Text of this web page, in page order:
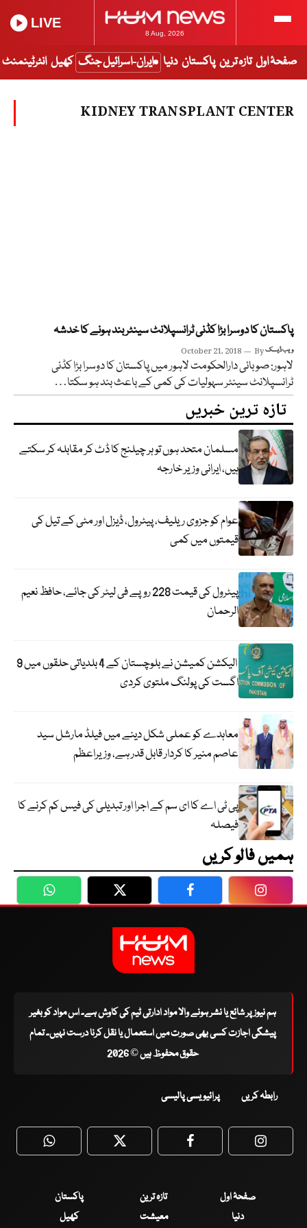
8 Aug, 2026
LIVE
صفحۂ اول تازہ ترین پاکستان دنیا ایران-اسرائیل جنگ کھیل انٹرٹینمنٹ
KIDNEY TRANSPLANT CENTER
پاکستان کا دوسرا بڑا کڈنی ٹرانسپلانٹ سینٹر بند ہونے کا خدشہ
October 21, 2018 Byویب ڈیسک
لاہور: صوبائی دارالحکومت لاہور میں پاکستان کا دوسرا بڑا کڈنی
ٹرانسپلانٹ سینٹر سہولیات کی کمی کے باعث بند ہو سکتا…
تازہ ترین خبریں
مسلمان متحد ہوں تو ہر چیلنج کا ڈٹ کر مقابلہ کر سکتے
ہیں، ایرانی وزیر خارجہ
عوام کو جزوی ریلیف، پیٹرول، ڈیزل اور مٹی کے تیل کی
قیمتوں میں کمی
پیٹرول کی قیمت 228 روپے فی لیٹر کی جائے، حافظ نعیم
الرحمان
الیکشن کمیشن نے بلوچستان کے 4 بلدیاتی حلقوں میں 9
اگست کی پولنگ ملتوی کردی
معاہدے کو عملی شکل دینے میں فیلڈ مارشل سید
عاصم منیر کا کردار قابل قدر ہے، وزیراعظم
پی ٹی اے کا ای سم کے اجرا اور تبدیلی کی فیس کم کرنے کا
فیصلہ
ہمیں فالو کریں
WhatsApp Twitter Facebook
ہم نیوز پر شائع یا نشر ہونے والا مواد ادارتی ٹیم کی کاوش ہے۔ اس مواد کو بغیر
پیشگی اجازت کسی بھی صورت میں استعمال یا نقل کرنا درست نہیں۔ تمام
حقوق محفوظ ہیں © 2026
رابطہ کریں پرائیویسی پالیسی
WhatsApp Twitter Facebook
صفحۂ اول تازہ ترین
پاکستان
دنیا
معیشت کھیل